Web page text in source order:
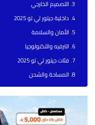
التصميم الخارجي
داخلية جيتور تي تو 2025
الأمان والسلامة
الترفيه والتكنولوجيا
فئات جيتور تي تو 2025
المساحة والشحن